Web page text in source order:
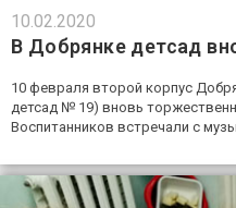
10.02.2020
В Добрянке детсад
10 февраля второй корпус
детсад № 19) вновь
Воспитанников встречали с